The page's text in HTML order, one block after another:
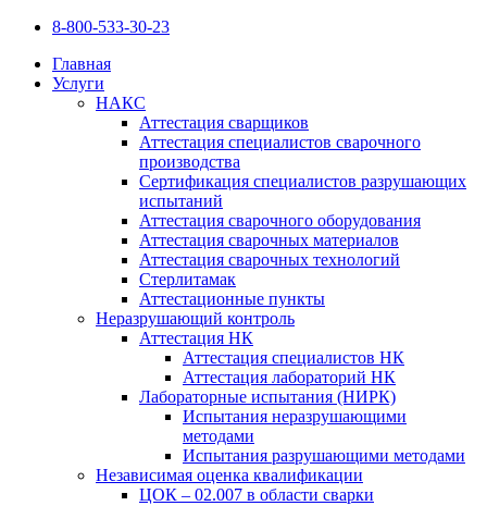
8-800-533-30-23
Главная
Услуги
НАКС
Аттестация сварщиков
Аттестация специалистов сварочного
производства
Сертификация специалистов разрушающих
испытаний
Аттестация сварочного оборудования
Аттестация сварочных материалов
Аттестация сварочных технологий
Стерлитамак
Аттестационные пункты
Неразрушающий контроль
Аттестация НК
Аттестация специалистов НК
Аттестация лабораторий НК
Лабораторные испытания (НИРК)
Испытания неразрушающими
методами
Испытания разрушающими методами
Независимая оценка квалификации
ЦОК – 02.007 в области сварки